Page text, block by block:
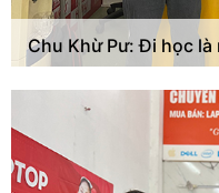
Chu Khừ Pư: Đi học